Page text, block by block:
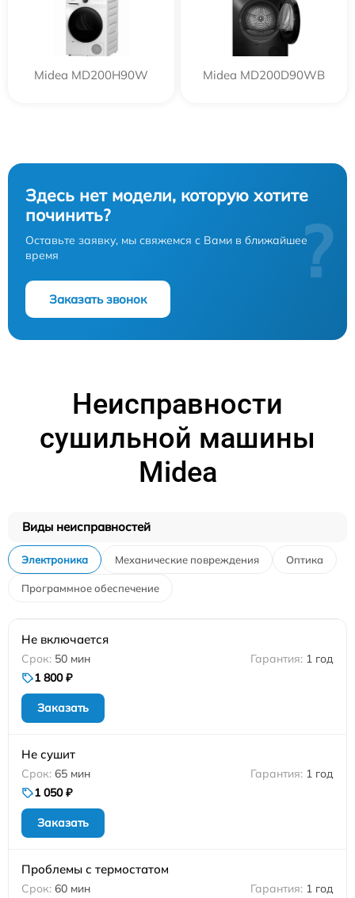
Midea MD200H90W Midea MD200D90WB
Здесь нет модели, которую хотите
починить?
Оставьте заявку, мы свяжемся с Вами в ближайшее
время
Заказать звонок
?
Неисправности
сушильной машины
Midea
Виды неисправностей
Электроника Механические повреждения Оптика
Программное обеспечение
Не включается
50 мин
1 год
1 800 ₽
Заказать
Не сушит
65 мин
1 год
1 050 ₽
Заказать
Проблемы с термостатом
60 мин 1 год